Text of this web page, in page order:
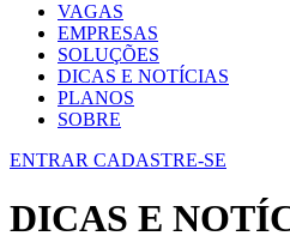
VAGAS
EMPRESAS
SOLUÇÕES
DICAS E NOTÍCIAS
PLANOS
SOBRE
ENTRAR CADASTRE-SE
DICAS E